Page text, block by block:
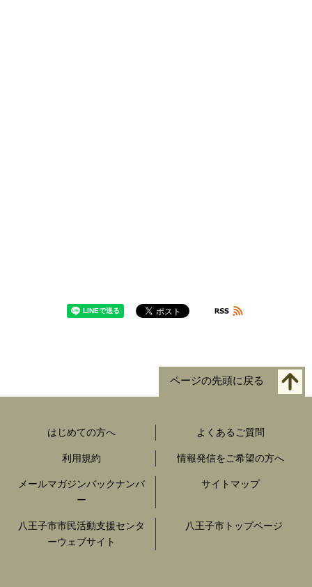
ページの先頭に戻る
はじめての方へ よくあるご質問
利用規約 情報発信をご希望の方へ
メールマガジンバックナンバ
ー
サイトマップ
八王子市市民活動支援センタ
ーウェブサイト
八王子市トップページ